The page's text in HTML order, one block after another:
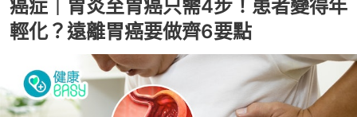
癌症｜胃炎至胃癌只需4步！患者變得年
輕化？遠離胃癌要做齊6要點